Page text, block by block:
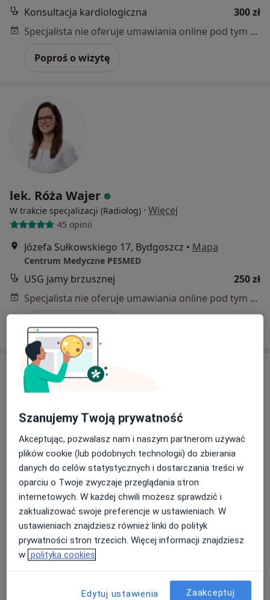
Konsultacja kardiologiczna
300 zł
Specjalista nie oferuje umawiania online pod tym adresem.
Poproś o wizytę
lek. Róża Wajer
W trakcie specjalizacji (Radiolog) · Więcej
45 opinii
Józefa Sułkowskiego 17, Bydgoszcz • Mapa
Centrum Medyczne PESMED
USG jamy brzusznej
250 zł
Specjalista nie oferuje umawiania online pod tym adresem.
Poproś o wizytę
Bezpieczne płatności
lek. Maria Włosińska
W trakcie specjalizacji (Radiolog) ·Więcej
3 opinie
Leśna 22/1U, Bydgoszcz •Mapa
Radtke Clinic Centrum Medyczne
USG piersi
Specjalista nie oferuje umawiania online pod tym adresem.
Szanujemy Twoją prywatność
Akceptując, pozwalasz nam i naszym partnerom używać
plików cookie (lub podobnych technologii) do zbierania
danych do celów statystycznych i dostarczania treści w
oparciu o Twoje zwyczaje przeglądania stron
internetowych. W każdej chwili możesz sprawdzić i
zaktualizować swoje preferencje w ustawieniach. W
ustawieniach znajdziesz również linki do polityk
prywatności stron trzecich. Więcej informacji znajdziesz
w polityka cookies
Edytuj ustawienia Zaakceptuj